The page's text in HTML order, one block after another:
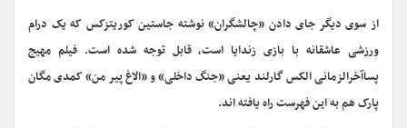
از سوی دیگر جای دادن «چالشگران» نوشته جاستین کوریتزکس که یک درام
ورزشی عاشقانه با بازی زندایا است، قابل توجه شده است. فیلم مهیج
پساآخرالزمانی الکس گارلند یعنی «جنگ داخلی» و «الاغ پیر من» کمدی مگان
پارک هم به این فهرست راه یافته اند.